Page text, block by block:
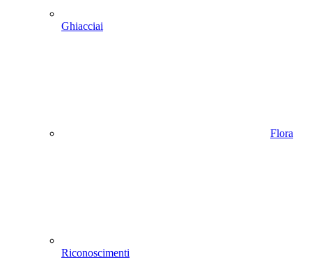
Ghiacciai
Flora
Riconoscimenti